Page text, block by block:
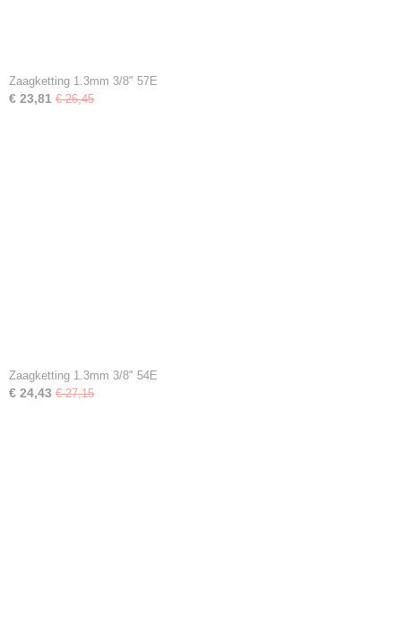
Zaagketting 1.3mm 3/8" 57E
€ 23,81 € 26,45
Zaagketting 1.3mm 3/8" 54E
€ 24,43 € 27,15